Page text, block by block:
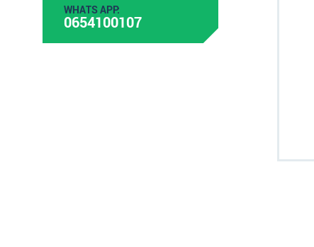
WHATS APP:
0654100107